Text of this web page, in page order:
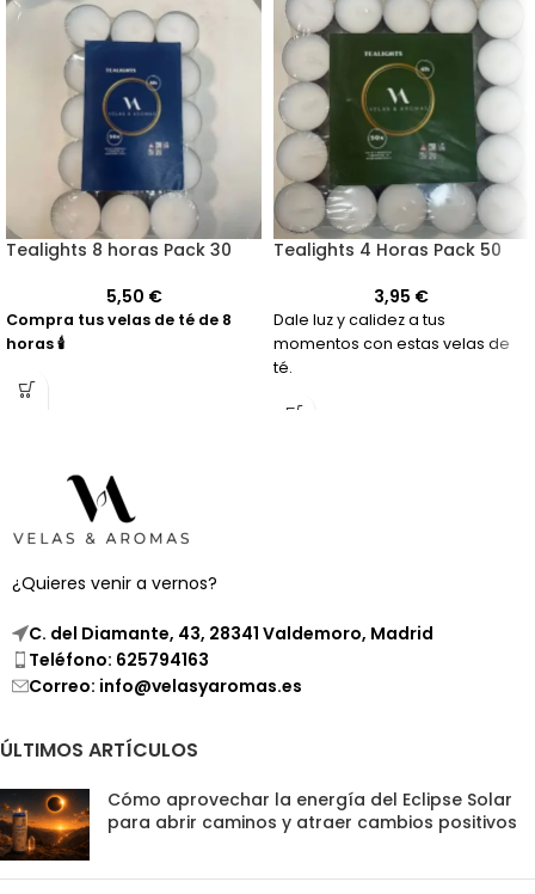
Tealights 8 horas Pack 30
5,50 €
Compra tus velas de té de 8
horas 🕯️
Tealights 4 Horas Pack 50
3,95 €
Dale luz y calidez a tus
momentos con estas velas de
té.
¿Quieres venir a vernos?
C. del Diamante, 43, 28341 Valdemoro, Madrid
Teléfono: 625794163
Correo: info@velasyaromas.es
ÚLTIMOS ARTÍCULOS
Cómo aprovechar la energía del Eclipse Solar
para abrir caminos y atraer cambios positivos